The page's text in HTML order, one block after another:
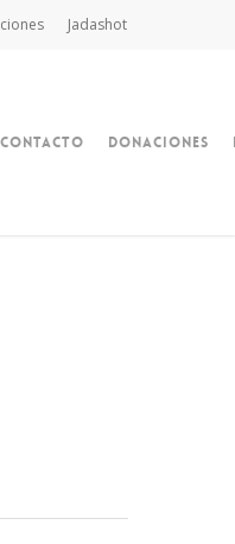
Jadashot
Contacto Donaciones